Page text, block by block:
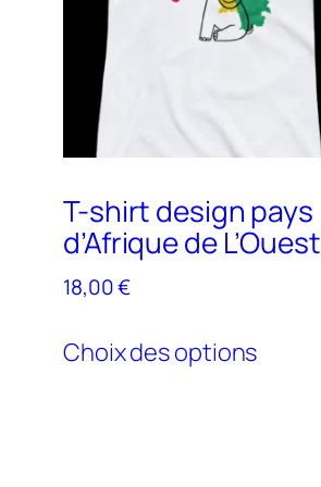
T-shirt design pays
d’Afrique de L’Ouest
18,00€
Choix des optionsproduit